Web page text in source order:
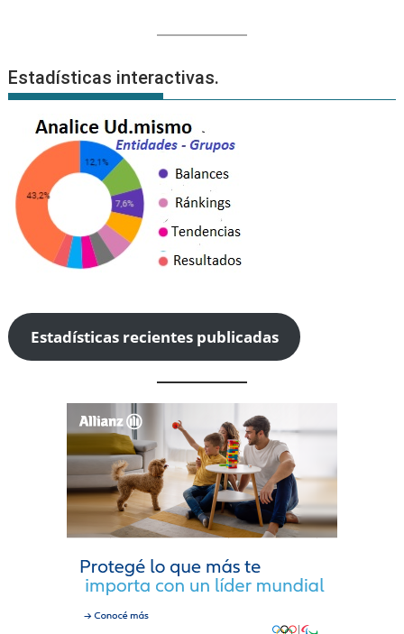
Estadísticas interactivas.
Estadísticas recientes publicadas